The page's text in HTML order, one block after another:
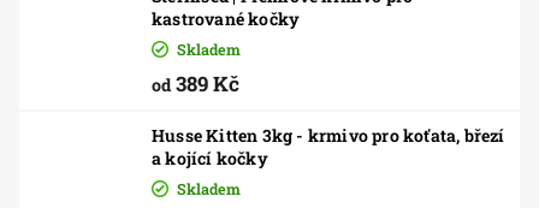
kastrované kočky
Skladem
od389 Kč
Husse Kitten 3kg - krmivo pro koťata, březí
a kojící kočky
Skladem